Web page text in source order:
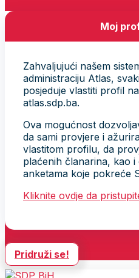
Moj
Zahvaljujući našem
administraciju Atlas,
posjeduje vlastiti profil
atlas.sdp.ba.
Ova mogućnost
da sami provjere i
vlastitom profilu, da
plaćenih članarina, kao
anketama koje pokreće
Kliknite ovdje da
Pridruži se!